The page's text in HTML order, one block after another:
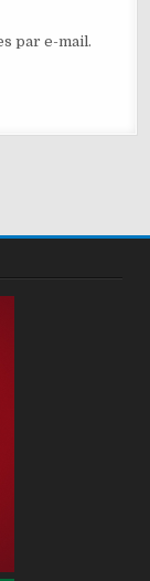
par e-mail.